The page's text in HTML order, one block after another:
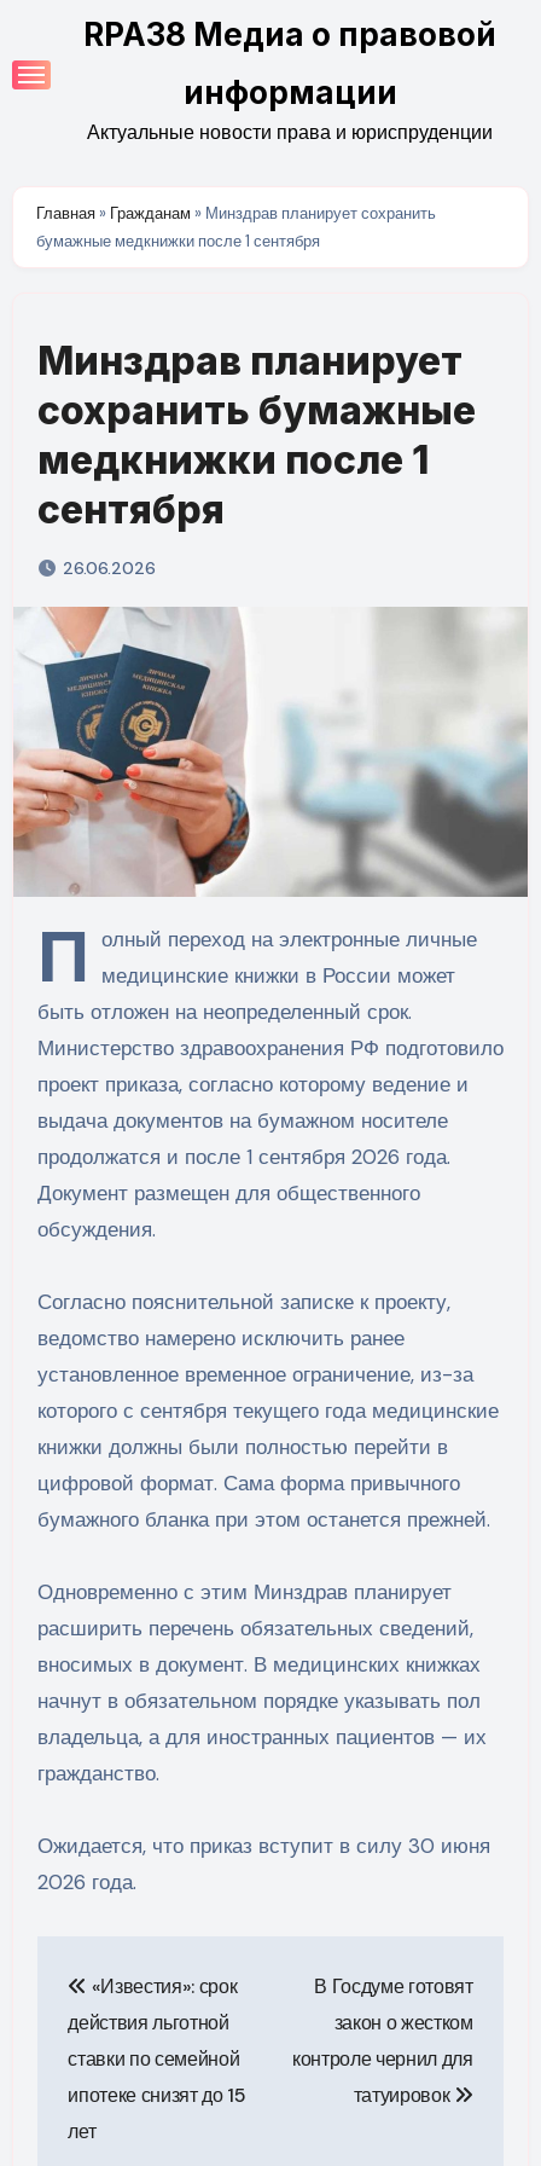
содержимому
RPA38 Медиа о правовой
информации
Актуальные новости права и юриспруденции
Главная» Гражданам » Минздрав планирует сохранить
бумажные медкнижки после 1 сентября
Минздрав планирует
сохранить бумажные
медкнижки после 1
сентября
26.06.2026
П
олный переход на электронные личные
медицинские книжки в России может
быть отложен на неопределенный срок.
Министерство здравоохранения РФ подготовило
проект приказа, согласно которому ведение и
выдача документов на бумажном носителе
продолжатся и после 1 сентября 2026 года.
Документ размещен для общественного
обсуждения.
Согласно пояснительной записке к проекту,
ведомство намерено исключить ранее
установленное временное ограничение, из-за
которого с сентября текущего года медицинские
книжки должны были полностью перейти в
цифровой формат. Сама форма привычного
бумажного бланка при этом останется прежней.
Одновременно с этим Минздрав планирует
расширить перечень обязательных сведений,
вносимых в документ. В медицинских книжках
начнут в обязательном порядке указывать пол
владельца, а для иностранных пациентов — их
гражданство.
Ожидается, что приказ вступит в силу 30 июня
2026 года.
по
записям
«Известия»: срок
действия льготной
ставки по семейной
ипотеке снизят до 15
лет
В Госдуме готовят
закон о жестком
контроле чернил для
татуировок